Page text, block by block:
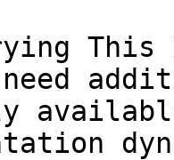
This